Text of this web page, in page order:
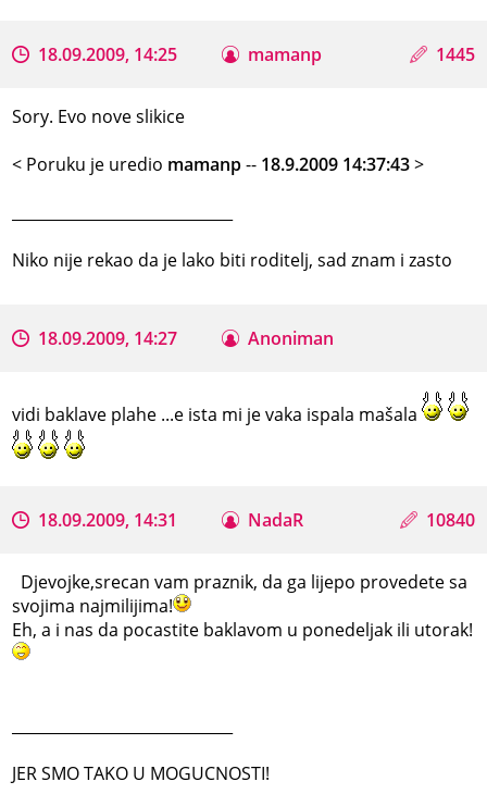
18.09.2009, 14:25 mamanp 1445
Sory. Evo nove slikice
< Poruku je uredio mamanp-- 18.9.2009 14:37:43>
Niko nije rekao da je lako biti roditelj, sad znam i zasto
18.09.2009, 14:27 Anoniman
vidi baklave plahe ...e ista mi je vaka ispala mašala
18.09.2009, 14:31 NadaR 10840
Djevojke,srecan vam praznik, da ga lijepo provedete sa
svojima najmilijima!
Eh, a i nas da pocastite baklavom u ponedeljak ili utorak!
JER SMO TAKO U MOGUCNOSTI!